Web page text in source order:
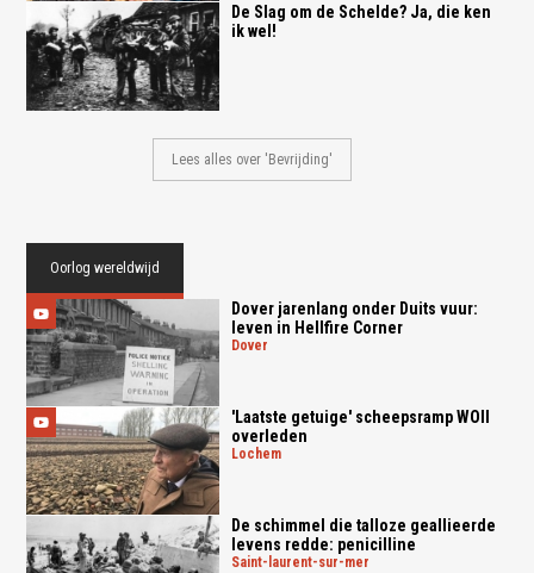
De Slag om de Schelde? Ja, die ken
ik wel!
Lees alles over 'Bevrijding'
Oorlog wereldwijd
Dover jarenlang onder Duits vuur:
leven in Hellfire Corner
dover
'Laatste getuige' scheepsramp WOII
overleden
lochem
De schimmel die talloze geallieerde
levens redde: penicilline
saint-laurent-sur-mer